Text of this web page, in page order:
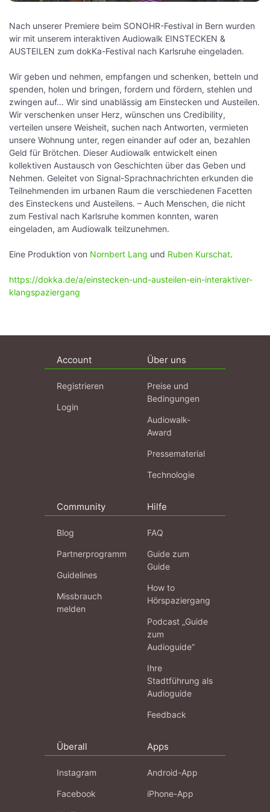
Nach unserer Premiere beim SONOHR-Festival in Bern wurden
wir mit unserem interaktiven Audiowalk EINSTECKEN &
AUSTEILEN zum dokKa-Festival nach Karlsruhe eingeladen.
Wir geben und nehmen, empfangen und schenken, betteln und
spenden, holen und bringen, fordern und fördern, stehlen und
zwingen auf… Wir sind unablässig am Einstecken und Austeilen.
Wir verschenken unser Herz, wünschen uns Credibility,
verteilen unsere Weisheit, suchen nach Antworten, vermieten
unsere Wohnung unter, regen einander auf oder an, bezahlen
Geld für Brötchen. Dieser Audiowalk entwickelt einen
kollektiven Austausch von Geschichten über das Geben und
Nehmen. Geleitet von Signal-Sprachnachrichten erkunden die
Teilnehmenden im urbanen Raum die verschiedenen Facetten
des Einsteckens und Austeilens. – Auch Menschen, die nicht
zum Festival nach Karlsruhe kommen konnten, waren
eingeladen, am Audiowalk teilzunehmen.
Eine Produktion von Nornbert Lang und Ruben Kurschat.
https://dokka.de/a/einstecken-und-austeilen-ein-interaktiver-
klangspaziergang
Account
Registrieren
Login
Über uns
Preise und
Bedingungen
Audiowalk-
Award
Pressematerial
Technologie
Community
Blog
Partnerprogramm
Guidelines
Missbrauch
melden
Hilfe
FAQ
Guide zum
Guide
How to
Hörspaziergang
Podcast „Guide
zum
Audioguide“
Ihre
Stadtführung als
Audioguide
Feedback
Überall
Instagram
Facebook
Apps
Android-App
iPhone-App